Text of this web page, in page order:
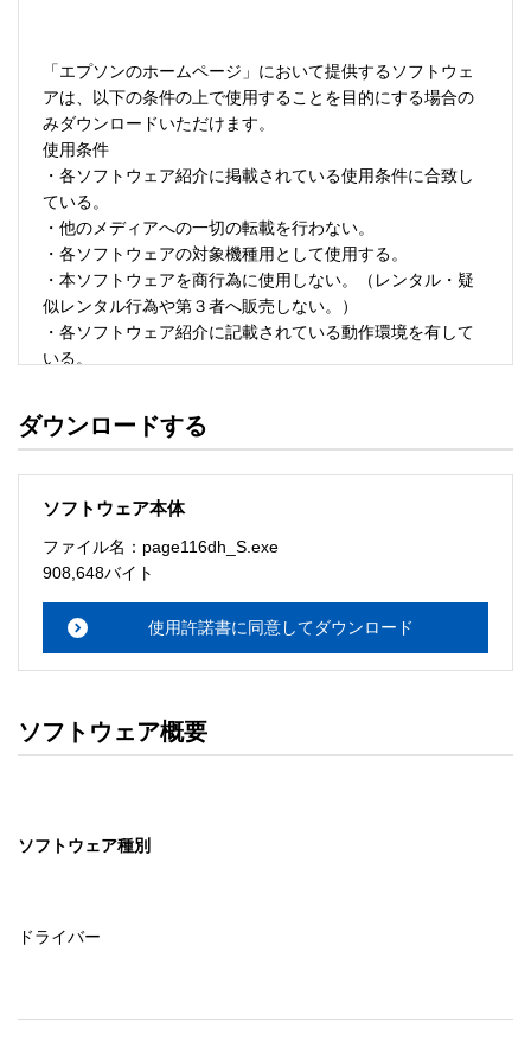
「エプソンのホームページ」において提供するソフトウェ
アは、以下の条件の上で使用することを目的にする場合の
みダウンロードいただけます。
使用条件
・各ソフトウェア紹介に掲載されている使用条件に合致し
ている。
・他のメディアへの一切の転載を行わない。
・各ソフトウェアの対象機種用として使用する。
・本ソフトウェアを商行為に使用しない。（レンタル・疑
似レンタル行為や第３者へ販売しない。）
・各ソフトウェア紹介に記載されている動作環境を有して
いる。
・ソフトウェアを改変、またはリバースエンジニアリング
ソフトウェアのサポート
・本サーバでは、ユーザーサポートは行いません。搭載ソ
メーションセンターまでお願い
ルをお読み下さい。
ソフトウェアの保証範囲
・ソフトウェアのダウンロード・導入はお客様の責任にお
セイコーエプソン株式会社に帰属します。
ダウンロードする
ソフトウェア本体
ファイル名：page116dh_S.exe
908,648バイト
使用許諾書に同意してダウンロード
ソフトウェア概要
ソフトウェア種別
ドライバー